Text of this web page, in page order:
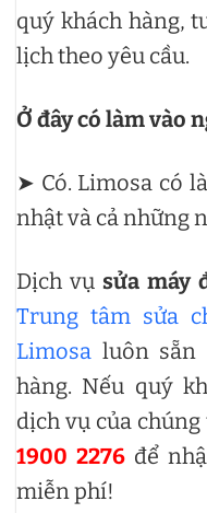
quý khách hàng,
lịch theo yêu cầu.
Ở đây có làm vào
➤ Có. Limosa có
nhật và cả những
Dịch vụsửa máy
Trung tâm sửa
Limosa luôn sẵn
hàng. Nếu quý
dịch vụ của
1900 2276để
miễn phí!